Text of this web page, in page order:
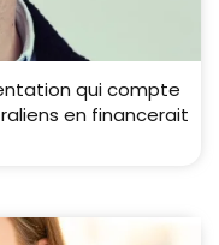
qui compte
en financerait